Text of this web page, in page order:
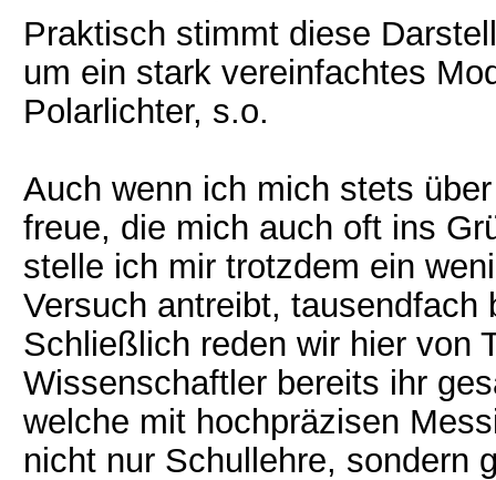
Praktisch stimmt diese
um ein stark vereinfachtes
Polarlichter, s.o.
Auch wenn ich mich stets
freue, die mich auch oft ins
stelle ich mir trotzdem ein
Versuch antreibt, tausendfach
Schließlich reden wir hier von
Wissenschaftler bereits ihr
welche mit hochpräzisen
nicht nur Schullehre, sondern